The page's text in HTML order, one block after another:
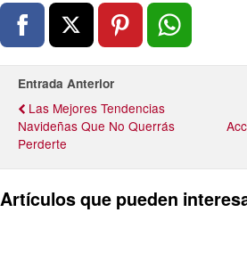
Entrada Anterior
Las Mejores Tendencias
Navideñas Que No Querrás
Perderte
Artículos que pueden